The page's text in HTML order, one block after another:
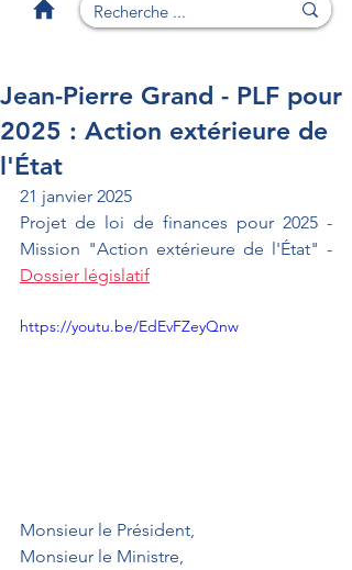
Jean-Pierre Grand - PLF pour
2025 : Action extérieure de
l'État
21 janvier 2025
Projet de loi de finances pour 2025 -
Dossier législatif
https://youtu.be/EdEvFZeyQnw
Monsieur le Président,
Monsieur le Ministre,